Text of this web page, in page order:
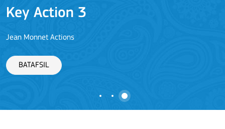
Key Action 3
Jean Monnet Actions
BATAFSIL